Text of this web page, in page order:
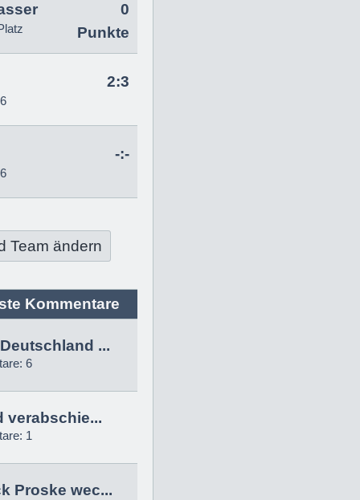
0
Punkte
2:3
-:-
Team ändern
Kommentare
...
6
verabschie...
1
Proske wec...